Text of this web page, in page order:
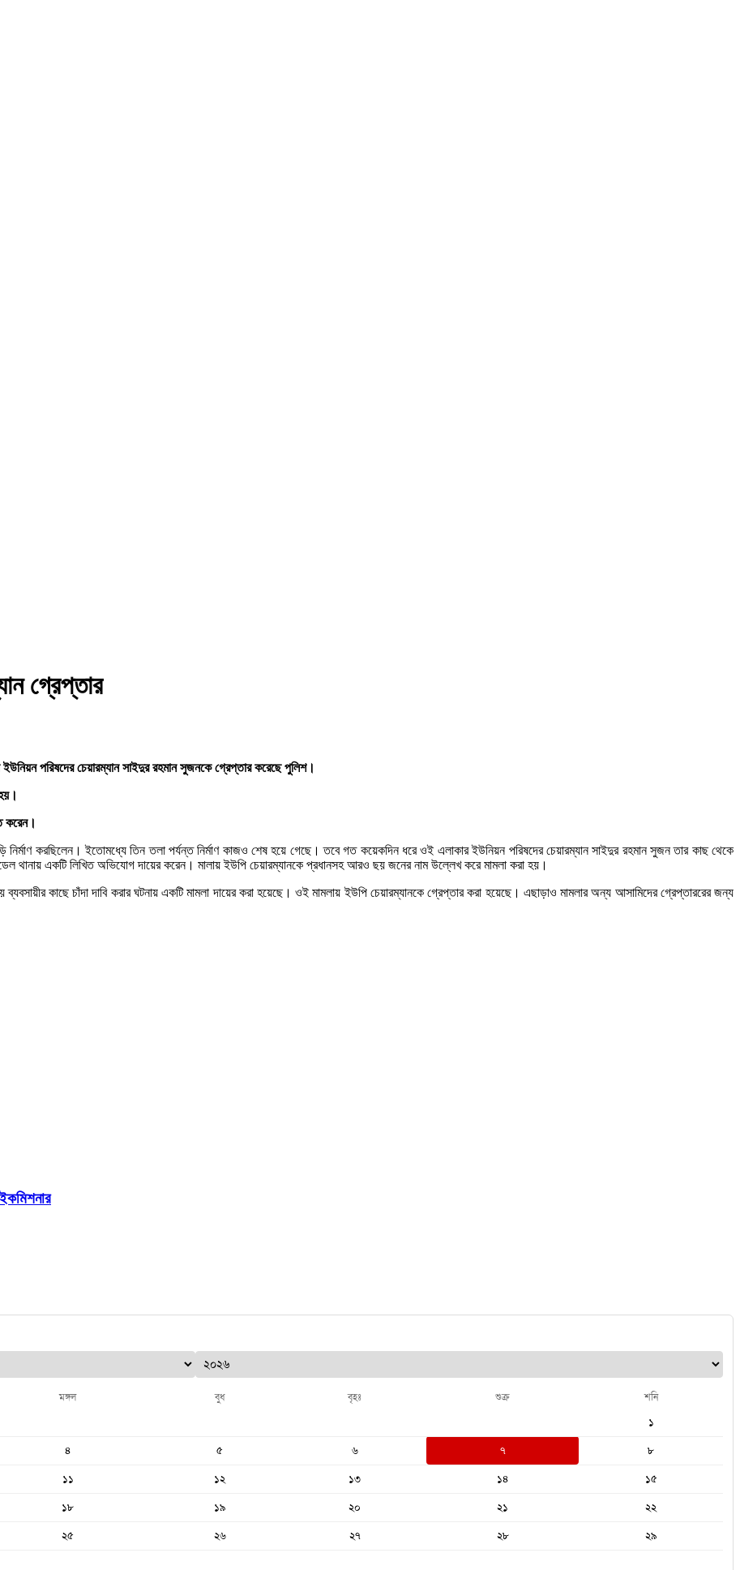
গ্রেপ্তার
ইউনিয়ন পরিষদের চেয়ারম্যান সাইদুর রহমান সুজনকে গ্রেপ্তার করেছে পুলিশ।
করেন।
নির্মাণ করছিলেন। ইতোমধ্যে তিন তলা পর্যন্ত নির্মাণ কাজও শেষ হয়ে গেছে। তবে গত কয়েকদিন ধরে ওই এলাকার ইউনিয়ন পরিষদের চেয়ারম্যান সাইদুর রহমান সুজন তার কাছ থেকে
থানায় একটি লিখিত অভিযোগ দায়ের করেন। মালায় ইউপি চেয়ারম্যানকে প্রধানসহ আরও ছয় জনের নাম উল্লেখ করে মামলা করা হয়।
কাছে চাঁদা দাবি করার ঘটনায় একটি মামলা দায়ের করা হয়েছে। ওই মামলায় ইউপি চেয়ারম্যানকে গ্রেপ্তার করা হয়েছে। এছাড়াও মামলার অন্য আসামিদের গ্রেপ্তাররের জন্য
মঙ্গল বুধ বৃহঃ শুক্র শনি
১
৪ ৫ ৬ ৭
৮
১১ ১২ ১৩ ১৪
১৫
১৮ ১৯ ২০ ২১
২২
২৫ ২৬ ২৭ ২৮
২৯